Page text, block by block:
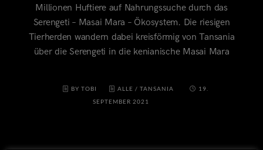
Millionen Huftiere auf Nahrungssuche durch das
Serengeti – Masai Mara – Ökosystem. Die riesigen
Tierherden wandern dabei kreisförmig von Tansania
über die Serengeti in die kenianische Masai Mara
BY TOBI ALLE / TANSANIA
19.
SEPTEMBER 2021